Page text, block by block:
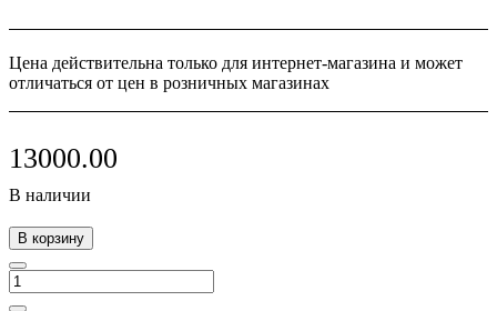
Цена действительна только для интернет-магазина и может
отличаться от цен в розничных магазинах
13000.00
В наличии
В корзину